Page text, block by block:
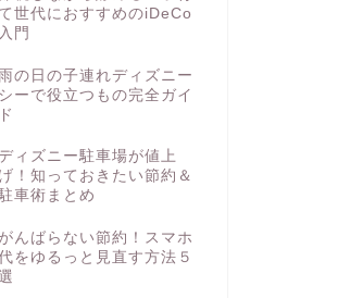
て世代におすすめのiDeCo
入門
雨の日の子連れディズニー
シーで役立つもの完全ガイ
ド
ィズニー駐車場が値上
げ！知っておきたい節約＆
車術まとめ
がんばらない節約！スマホ
をゆるっと見直す方法５